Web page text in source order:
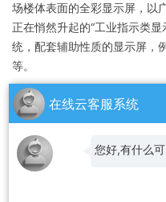
场楼体表面的全彩显示屏，以
正在悄然升起的“工业指示类
统，配套辅助性质的显示屏，
等。
下一篇:led显示屏的控制系统
在线云客服系统
您好,有什么